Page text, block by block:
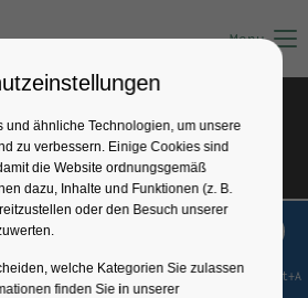
Menu
2019
und ähnliche Technologien, um unsere
zu verbessern. Einige Cookies sind
die Website ordnungsgemäß
dazu, Inhalte und Funktionen (z. B.
oder den Besuch unserer
welche Kategorien Sie zulassen
finden Sie in unserer
Shift+Alt+A